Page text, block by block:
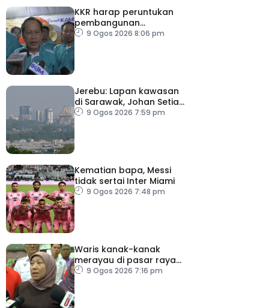
KKR harap peruntukan
pembangunan
ditingkatkan
9 Ogos 2026 8:06 pm
Jerebu: Lapan kawasan
di Sarawak, Johan Setia
di Selangor catat IPU
9 Ogos 2026 7:59 pm
Kematian bapa, Messi
tidak sertai Inter Miami
9 Ogos 2026 7:48 pm
Waris kanak-kanak
merayau di pasar raya
Terengganu diminta
9 Ogos 2026 7:16 pm